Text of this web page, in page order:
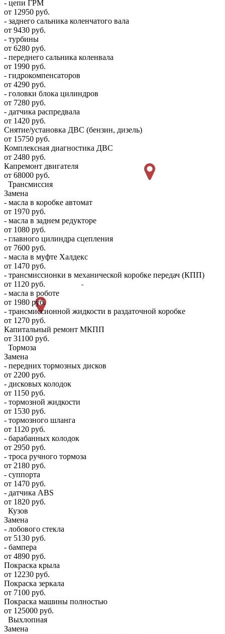
- цепи ГРМ
от 12950 руб.
- заднего сальника коленчатого вала
от 9430 руб.
- турбины
от 6280 руб.
- переднего сальника коленвала
от 1990 руб.
- гидрокомпенсаторов
от 4290 руб.
- головки блока цилиндров
от 7280 руб.
- датчика распредвала
от 1420 руб.
Снятие/установка ДВС (бензин, дизель)
от 15750 руб.
Комплексная диагностика ДВС
от 2480 руб.
Капремонт двигателя
от 68000 руб.
Трансмиссия
Замена
- масла в коробке автомат
от 1970 руб.
- масла в заднем редукторе
от 1080 руб.
- главного цилиндра сцепления
от 7600 руб.
- масла в муфте Халдекс
от 1470 руб.
- трансмиссионки в механической коробке передач (КПП)
от 1120 руб.
- масла в роботе
от 1980 руб.
- трансмиссионной жидкости в раздаточной коробке
от 1270 руб.
Капитальный ремонт МКПП
от 31100 руб.
Тормоза
Замена
- передних тормозных дисков
от 2200 руб.
- дисковых колодок
от 1150 руб.
- тормозной жидкости
от 1530 руб.
- тормозного шланга
от 1120 руб.
- барабанных колодок
от 2950 руб.
- троса ручного тормоза
от 2180 руб.
- суппорта
от 1470 руб.
- датчика ABS
от 1820 руб.
Кузов
Замена
- лобового стекла
от 5130 руб.
- бампера
от 4890 руб.
Покраска крыла
от 12230 руб.
Покраска зеркала
от 7100 руб.
Покраска машины полностью
от 125000 руб.
Выхлопная
Замена